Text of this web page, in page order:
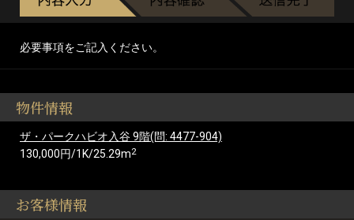
必要事項をご記入ください。
物件情報
ザ・パークハビオ入谷 9階(問: 4477-904)
130,000円/1K/25.29m2
お客様情報